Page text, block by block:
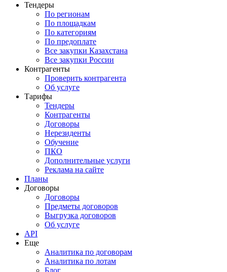
Тендеры
По регионам
По площадкам
По категориям
По предоплате
Все закупки Казахстана
Все закупки России
Контрагенты
Проверить контрагента
Об услуге
Тарифы
Тендеры
Контрагенты
Договоры
Нерезиденты
Обучение
ПКО
Дополнительные услуги
Реклама на сайте
Планы
Договоры
Договоры
Предметы договоров
Выгрузка договоров
Об услуге
API
Еще
Аналитика по договорам
Аналитика по лотам